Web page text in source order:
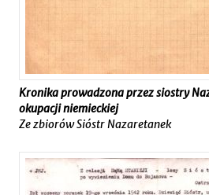
Kronika prowadzona przez siostry
okupacji niemieckiej
Ze zbiorów Sióstr Nazaretanek